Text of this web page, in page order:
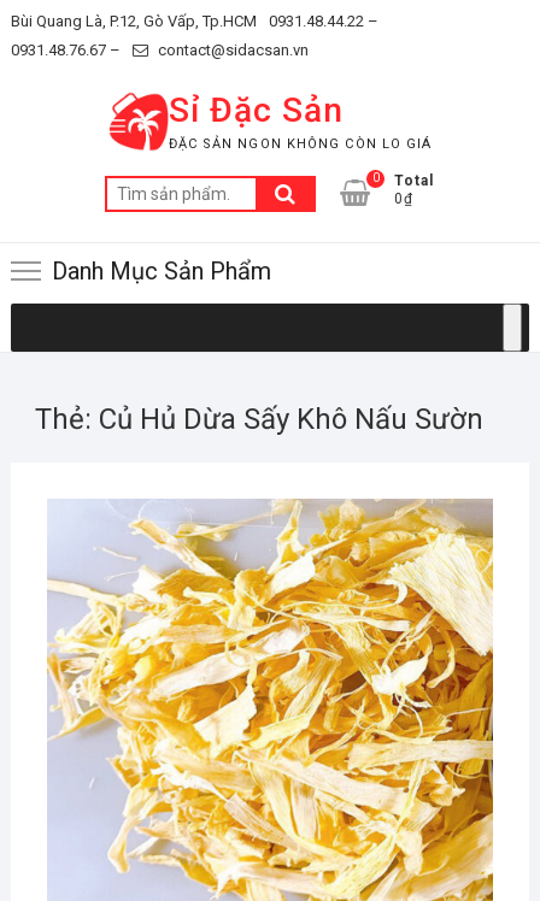
Skip
to
Bùi Quang Là, P.12, Gò Vấp, Tp.HCM
0931.48.44.22 –
0931.48.76.67 –
contact@sidacsan.vn
Sỉ Đặc Sản
ĐẶC SẢN NGON KHÔNG CÒN LO GIÁ
Tìm
kiếm:
0
Total
0₫
Danh Mục Sản Phẩm
Thẻ: Củ Hủ Dừa Sấy Khô Nấu Sườn